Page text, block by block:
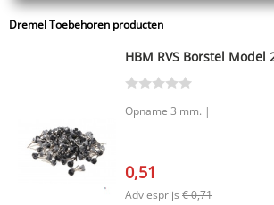
Dremel Toebehoren producten
HBM RVS Borstel Model
Opname 3 mm. |
0,51
Adviesprijs € 0,71